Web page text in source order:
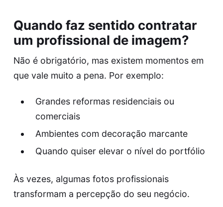
Quando faz sentido contratar
um profissional de imagem?
Não é obrigatório, mas existem momentos em
que vale muito a pena. Por exemplo:
Grandes reformas residenciais ou
comerciais
Ambientes com decoração marcante
Quando quiser elevar o nível do portfólio
Às vezes, algumas fotos profissionais
transformam a percepção do seu negócio.